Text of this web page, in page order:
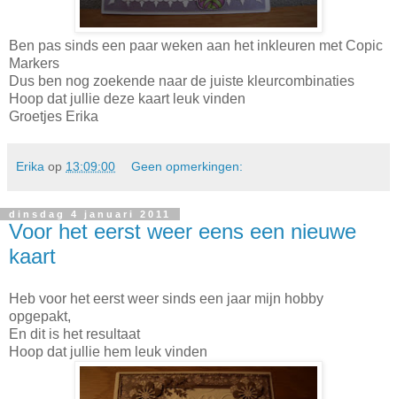
Ben pas sinds een paar weken aan het inkleuren met Copic
Markers
Dus ben nog zoekende naar de juiste kleurcombinaties
Hoop dat jullie deze kaart leuk vinden
Groetjes Erika
Erika op 13:09:00 Geen opmerkingen:
dinsdag 4 januari 2011
Voor het eerst weer eens een nieuwe
kaart
Heb voor het eerst weer sinds een jaar mijn hobby
opgepakt,
En dit is het resultaat
Hoop dat jullie hem leuk vinden